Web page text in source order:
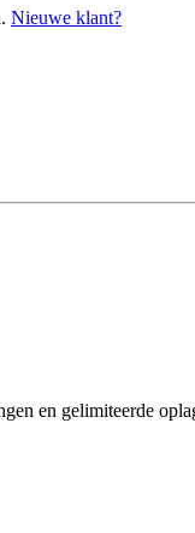
Nieuwe klant?
en gelimiteerde